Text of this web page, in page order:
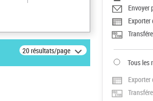
20 résultats/page
Envoyer
Tous les